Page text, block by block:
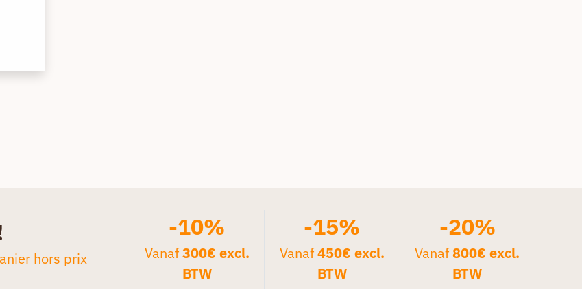
hors prix
-10%
Vanaf300€ excl.
BTW
-15%
Vanaf450€ excl.
BTW
-20%
Vanaf800€ excl.
BTW